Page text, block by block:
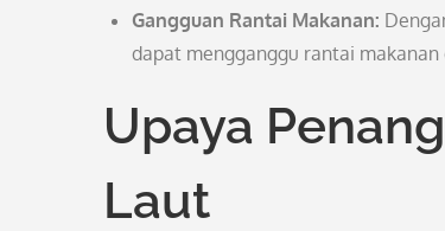
Gangguan Rantai Makanan:
dapat mengganggu rantai
Upaya
Laut